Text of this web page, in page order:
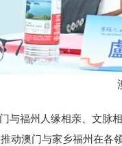
与福州人缘相亲、文脉
动澳门与家乡福州在各